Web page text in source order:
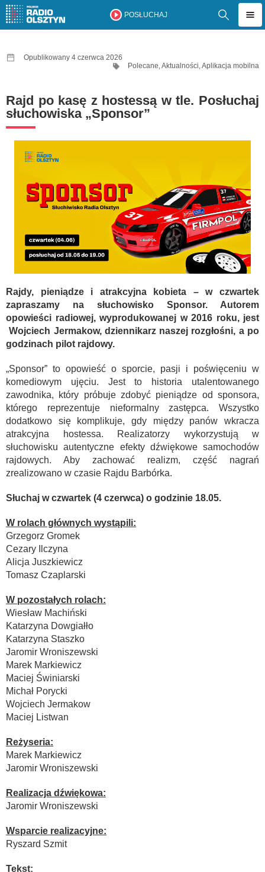
POSŁUCHAJ
Opublikowany 4 czerwca 2026
Polecane,Aktualności,Aplikacja mobilna
Rajd po kasę z hostessą w tle. Posłuchaj
słuchowiska „Sponsor”
Rajdy, pieniądze i atrakcyjna kobieta – w czwartek
zapraszamy na słuchowisko Sponsor. Autorem
opowieści radiowej, wyprodukowanej w 2016 roku, jest
Wojciech Jermakow, dziennikarz naszej rozgłośni, a po
godzinach pilot rajdowy.
„Sponsor” to opowieść o sporcie, pasji i poświęceniu w
komediowym ujęciu. Jest to historia utalentowanego
zawodnika, który próbuje zdobyć pieniądze od sponsora,
którego reprezentuje nieformalny zastępca. Wszystko
dodatkowo się komplikuje, gdy między panów wkracza
atrakcyjna hostessa. Realizatorzy wykorzystują w
słuchowisku autentyczne efekty dźwiękowe samochodów
rajdowych. Aby zachować realizm, część nagrań
zrealizowano w czasie Rajdu Barbórka.
Słuchaj w czwartek (4 czerwca) o godzinie 18.05.
W rolach głównych wystąpili:
Grzegorz Gromek
Cezary Ilczyna
Alicja Juszkiewicz
Tomasz Czaplarski
W pozostałych rolach:
Wiesław Machiński
Katarzyna Dowgiałło
Katarzyna Staszko
Jaromir Wroniszewski
Marek Markiewicz
Maciej Świniarski
Michał Porycki
Wojciech Jermakow
Maciej Listwan
Reżyseria:
Marek Markiewicz
Jaromir Wroniszewski
Realizacja dźwiękowa:
Jaromir Wroniszewski
Wsparcie realizacyjne:
Ryszard Szmit
Tekst: